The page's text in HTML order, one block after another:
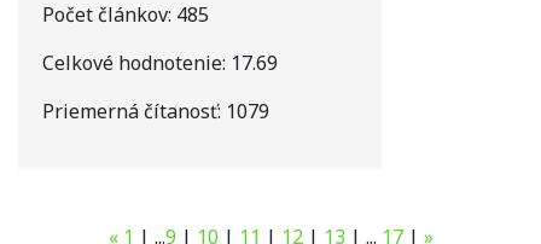
Počet článkov: 485
Celkové hodnotenie: 17.69
Priemerná čítanosť: 1079
« 1 | ...9 | 10 | 11 | 12| 13 | ... 17| »